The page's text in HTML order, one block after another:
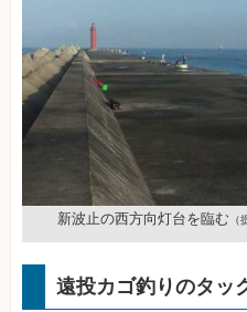
新波止の西方向灯台を臨む
遠投カゴ釣りのタッ